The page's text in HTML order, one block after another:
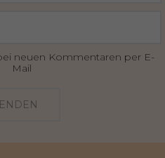
neuen Kommentaren per E-
Mail